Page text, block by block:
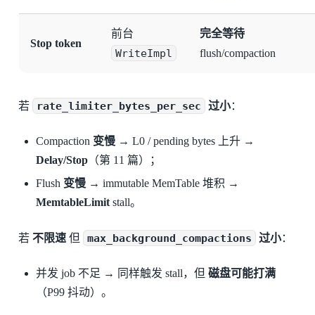
Stop token
前台
WriteImpl
完全等待
flush/compaction
若 rate_limiter_bytes_per_sec 过小：
Compaction 变慢 → L0 / pending bytes 上升 →
Delay/Stop （第 11 篇）；
Flush 变慢 → immutable MemTable 堆积 →
MemtableLimit stall。
若 不限速但 max_background_compactions 过小：
并发 job 不足 → 同样触发 stall，但磁盘可能打满
（P99 抖动）。